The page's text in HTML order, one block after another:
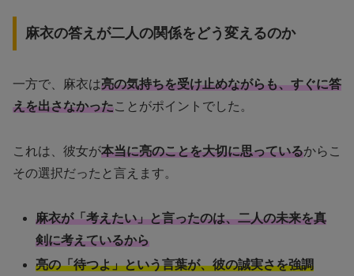
麻衣の答えが二人の関係をどう変えるのか
一方で、麻衣は亮の気持ちを受け止めながらも、すぐに答
えを出さなかったことがポイントでした。
これは、彼女が本当に亮のことを大切に思っているからこ
その選択だったと言えます。
麻衣が「考えたい」と言ったのは、二人の未来を真
剣に考えているから
亮の「待つよ」という言葉が、彼の誠実さを強調